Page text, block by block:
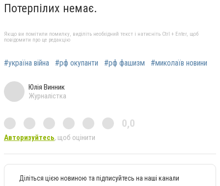
Потерпілих немає.
Якщо ви помітили помилку, виділіть необхідний текст і натисніть Ctrl + Enter, щоб
повідомити про це редакцію
#україна війна #рф окупанти #рф фашизм #миколаїв новини
Юлія Винник
Журналістка
0,0
Авторизуйтесь, щоб оцінити
Діліться цією новиною та підписуйтесь на наші канали